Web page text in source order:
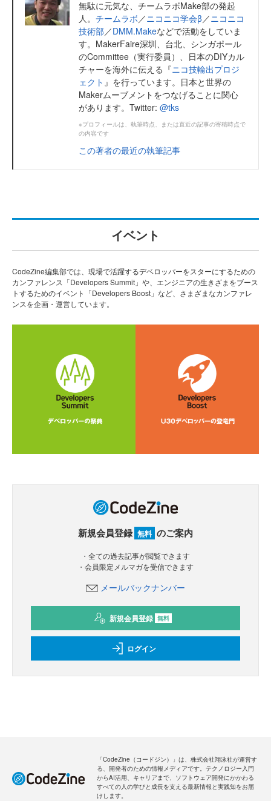
無駄に元気な、チームラボMake部の発起
人。 チームラボ ／ニコニコ学会β ／ニコニコ
技術部／DMM.Makeなどで活動をしていま
す。MakerFaire深圳、台北、シンガポール
のCommittee（実行委員）、日本のDIYカル
チャーを海外に伝える『ニコ技輸出プロジ
ェクト 』を行っています。日本と世界の
Makerムーブメントをつなげることに関心
があります。Twitter: @tks
※プロフィールは、執筆時点、または直近の記事の寄稿時点で
の内容です
この著者の最近の執筆記事
イベント
CodeZine編集部では、現場で活躍するデベロッパーをスターにするための
カンファレンス「Developers Summit」や、エンジニアの生きざまをブース
トするためのイベント「Developers Boost」など、さまざまなカンファレ
ンスを企画・運営しています。
新規会員登録 無料 のご案内
・全ての過去記事が閲覧できます
・会員限定メルマガを受信できます
メールバックナンバー
新規会員登録 無料
ログイン
「CodeZine（コードジン）」は、株式会社翔泳社が運営す
る、開発者のための情報メディアです。テクノロジー入門
からAI活用、キャリアまで、ソフトウェア開発にかかわる
すべての人の学びと成長を支える最新情報と実践知をお届
けします。